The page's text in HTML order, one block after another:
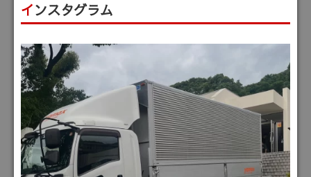
インスタグラム